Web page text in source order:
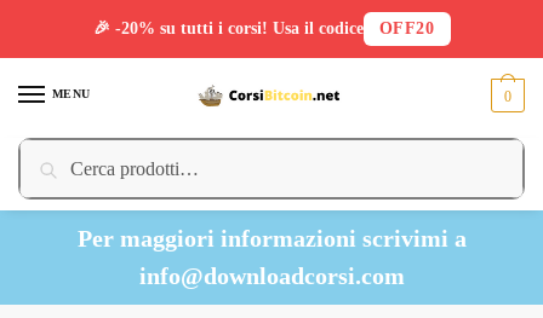
MENU
Cerca:
Cerca
0
Per maggiori informazioni scrivimi a
info@downloadcorsi.com
🎉 -20% su tutti i corsi! Usa il codice OFF20